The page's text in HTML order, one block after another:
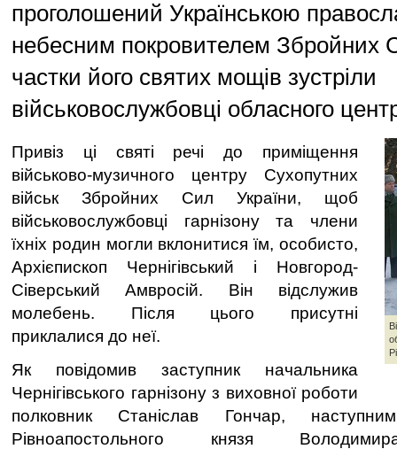
проголошений Українською
небесним покровителем Збройних
частки його святих мощів зустріли
військовослужбовці обласного
Привіз ці святі речі до приміщення
військово-музичного центру Сухопутних
військ Збройних Сил України, щоб
військовослужбовці гарнізону та члени
їхніх родин могли вклонитися їм, особисто,
Архієпископ Чернігівський і Новгород-
Сіверський Амвросій. Він відслужив
молебень. Після цього присутні
приклалися до неї.
Як повідомив заступник начальника
Чернігівського гарнізону з виховної роботи
полковник Станіслав Гончар,
Рівноапостольного князя